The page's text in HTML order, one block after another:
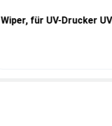
Wiper, für UV-Drucker